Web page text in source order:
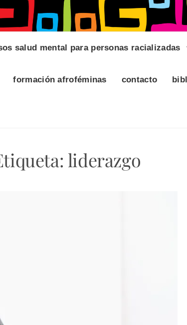
salud mental para personas racializadas
formación afroféminas contacto
liderazgo